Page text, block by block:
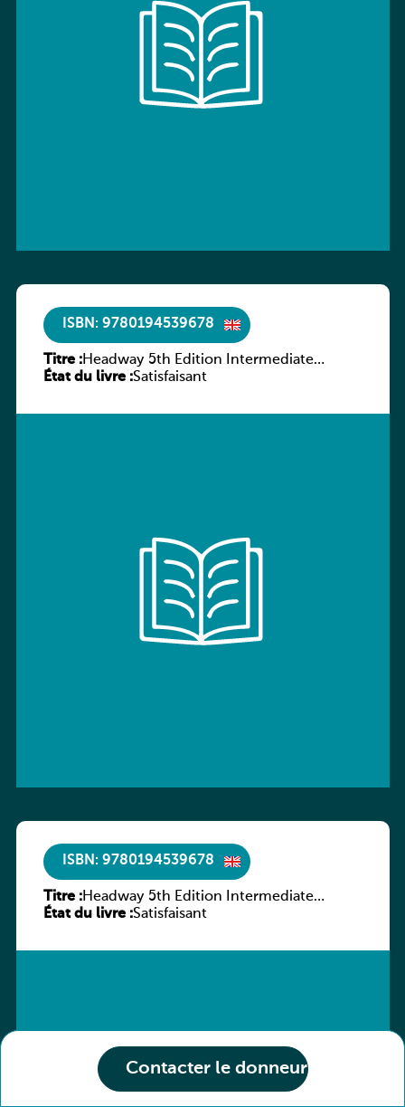
Contacter le donneur
ISBN: 9780194539678
Titre :Headway 5th Edition Intermediate
Workbook without key
État du livre :Satisfaisant
ISBN: 9780194539678
Titre :Headway 5th Edition Intermediate
Workbook without key
État du livre :Satisfaisant